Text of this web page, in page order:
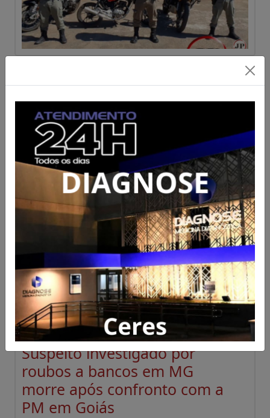
sistema de IA contra o crime;
câmeras não vão multar
veículos atrasados
Acesse para mais informações
Publicado em 07/08/2026 às 08:00
Suspeito investigado por
roubos a bancos em MG
morre após confronto com a
PM em Goiás